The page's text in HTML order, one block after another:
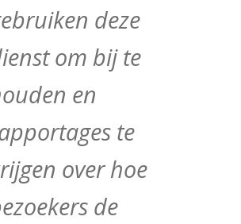
deze
om bij te
en
te
over hoe
de